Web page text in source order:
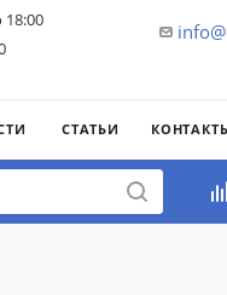
18:00
СТАТЬИ